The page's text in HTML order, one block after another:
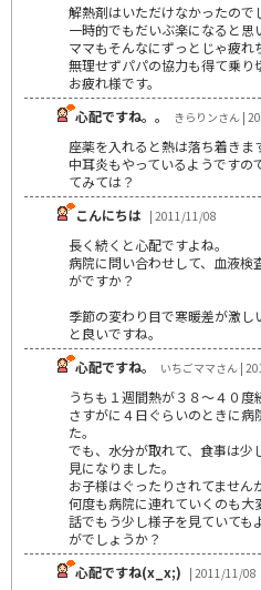
解熱剤はいただけなかったので
一時的でもだいぶ楽になると思
ママもそんなにずっとじゃ疲れ
無理せずパパの協力も得て乗り
お疲れ様です。
心配ですね。。
きらりンさん |
座薬を入れると熱は落ち着きま
中耳炎もやっているようです
てみては？
こんにちは | 2011/11/08
長く続くと心配ですよね。
病院に問い合わせして、血液
がですか？
季節の変わり目で寒暖差が激
と良いですね。
心配ですね。
いちごママさん |
うちも１週間熱が３８～４０度
さすがに４日ぐらいのときに
た。
でも、水分が取れて、食事は
見になりました。
お子様はぐったりされてません
何度も病院に連れていくのも
話でもう少し様子を見ていて
がでしょうか？
心配ですね(x_x;) | 2011/11/08